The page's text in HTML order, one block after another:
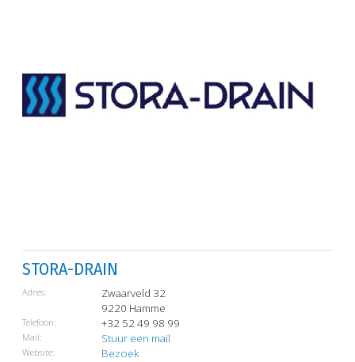
STORA-DRAIN
Adres:
Zwaarveld 32
9220 Hamme
Telefoon: +32 52 49 98 99
Mail: Stuur een mail
Website: Bezoek